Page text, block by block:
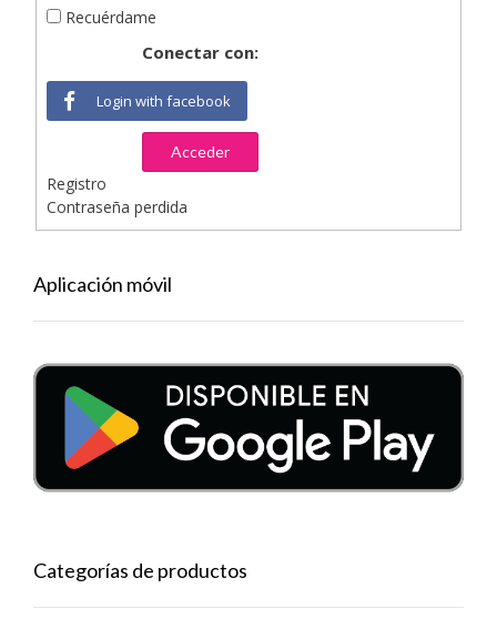
Recuérdame
Conectar con:
Login with facebook
Acceder
Registro
Contraseña perdida
Aplicación móvil
Categorías de productos